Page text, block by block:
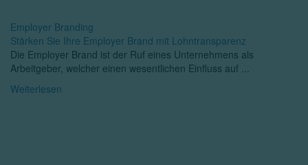
Employer Branding
Stärken Sie Ihre Employer Brand mit Lohntransparenz
Die Employer Brand ist der Ruf eines Unternehmens als
Arbeitgeber, welcher einen wesentlichen Einfluss auf ...
Weiterlesen